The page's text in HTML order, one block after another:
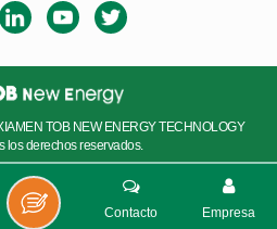
TOB NEW ENERGY TECHNOLOGY
los derechos reservados.
Empresa
Contacto